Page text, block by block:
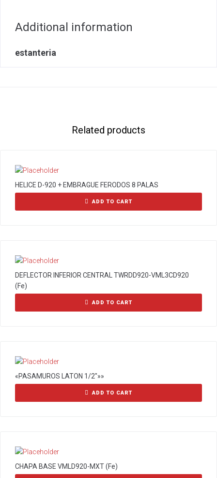
Additional information
estanteria
Related products
HELICE D-920 + EMBRAGUE FERODOS 8 PALAS
ADD TO CART
DEFLECTOR INFERIOR CENTRAL TWRDD920-VML3CD920
(Fe)
ADD TO CART
«PASAMUROS LATON 1/2″»»
ADD TO CART
CHAPA BASE VMLD920-MXT (Fe)